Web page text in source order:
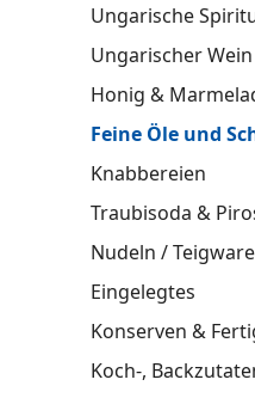
Ungarische
Ungarischer Wein
Honig &
Feine Öle und
Knabbereien
Traubisoda &
Nudeln /
Eingelegtes
Konserven &
Koch-,